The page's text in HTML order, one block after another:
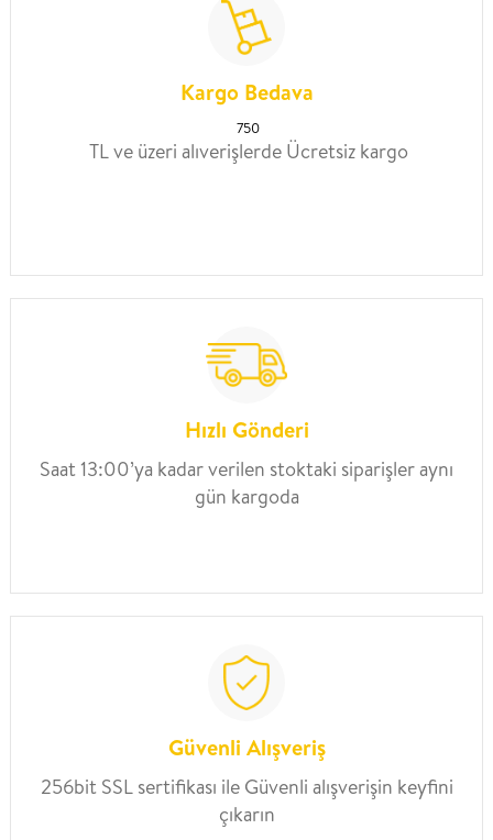
Kargo Bedava
750
TL ve üzeri alıverişlerde Ücretsiz kargo
Hızlı Gönderi
Saat 13:00’ya kadar verilen stoktaki siparişler aynı
gün kargoda
Güvenli Alışveriş
256bit SSL sertifikası ile Güvenli alışverişin keyfini
çıkarın